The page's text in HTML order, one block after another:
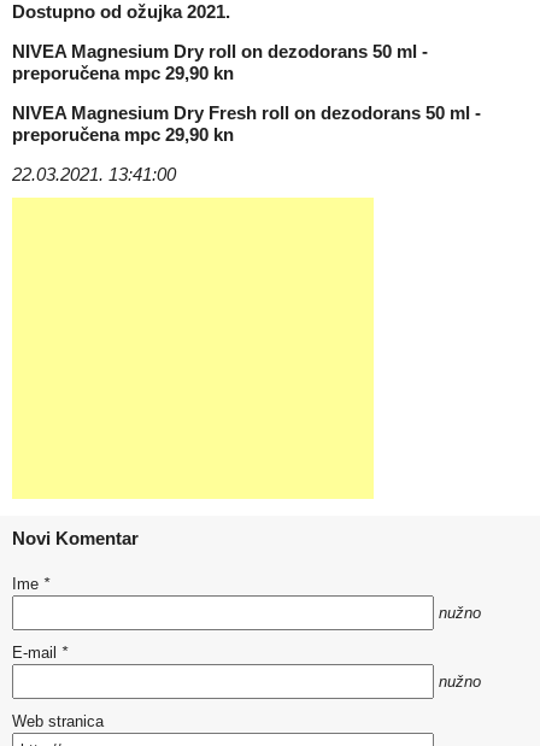
Dostupno od ožujka 2021.
NIVEA Magnesium Dry roll on dezodorans 50 ml -
preporučena mpc 29,90 kn
NIVEA Magnesium Dry Fresh roll on dezodorans 50 ml -
preporučena mpc 29,90 kn
22.03.2021. 13:41:00
Novi Komentar
Ime *
nužno
E-mail *
nužno
Web stranica